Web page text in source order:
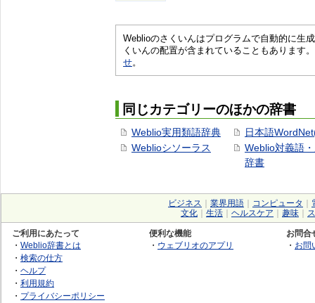
Weblioのさくいんはプログラムで自動的に生
くいんの配置が含まれていることもあります
せ。
同じカテゴリーのほかの辞書
Weblio実用類語辞典
Weblioシソーラス
日本語
Weblio対義語
辞書
ビジネス 業界用語 コンピュータ
文化
生活 ヘルスケア 趣味
ご利用にあたって
・ Weblio辞書とは
・ 検索の仕方
・ ヘルプ
・ 利用規約
・ プライバシーポリシー
便利な機能
・ ウェブリオのアプリ
お問合
・ お問